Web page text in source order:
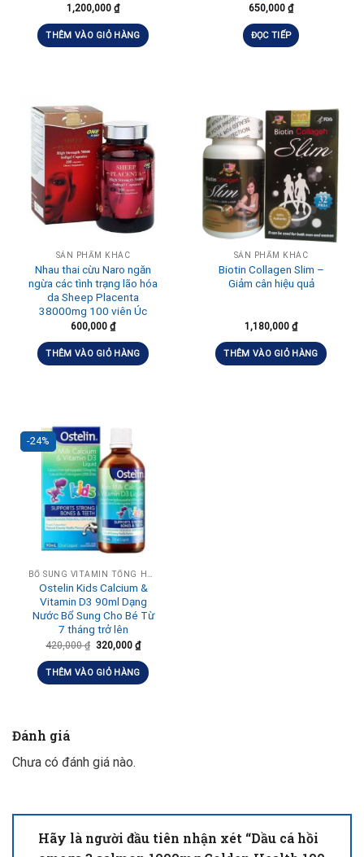
1,200,000 ₫
THÊM VÀO GIỎ HÀNG
650,000 ₫
ĐỌC TIẾP
SẢN PHẨM KHÁC
Nhau thai cừu Naro ngăn
ngừa các tình trạng lão hóa
da Sheep Placenta
38000mg 100 viên Úc
600,000 ₫
THÊM VÀO GIỎ HÀNG
SẢN PHẨM KHÁC
Biotin Collagen Slim –
Giảm cân hiệu quả
1,180,000 ₫
THÊM VÀO GIỎ HÀNG
-24%
Ostelin Kids Calcium &
Vitamin D3 90ml Dạng
Nước Bổ Sung Cho Bé Từ
7 tháng trở lên
420,000₫ 320,000 ₫
THÊM VÀO GIỎ HÀNG
Đánh giá
Chưa có đánh giá nào.
Hãy là người đầu tiên nhận xét “Dầu cá hồi